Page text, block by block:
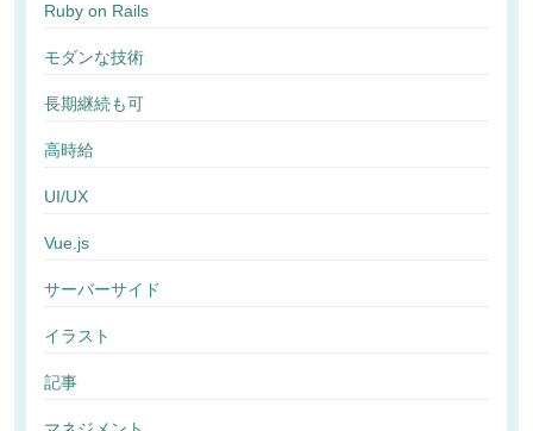
Ruby on Rails
モダンな技術
長期継続も可
高時給
UI/UX
Vue.js
サーバーサイド
イラスト
記事